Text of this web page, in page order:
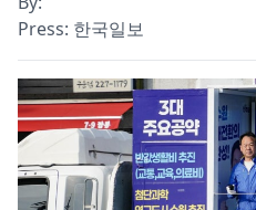
Press: 한국일보